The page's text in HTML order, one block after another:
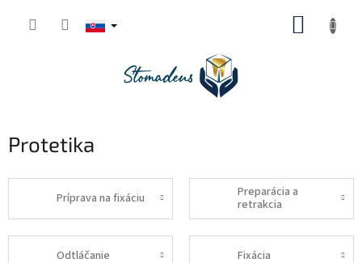
Protetika
Príprava na fixáciu
Preparácia a
retrakcia
Odtláčanie Fixácia